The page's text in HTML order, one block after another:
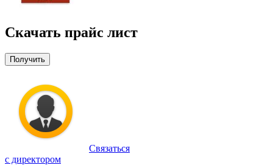
Скачать прайс лист
Получить
Связаться
с директором